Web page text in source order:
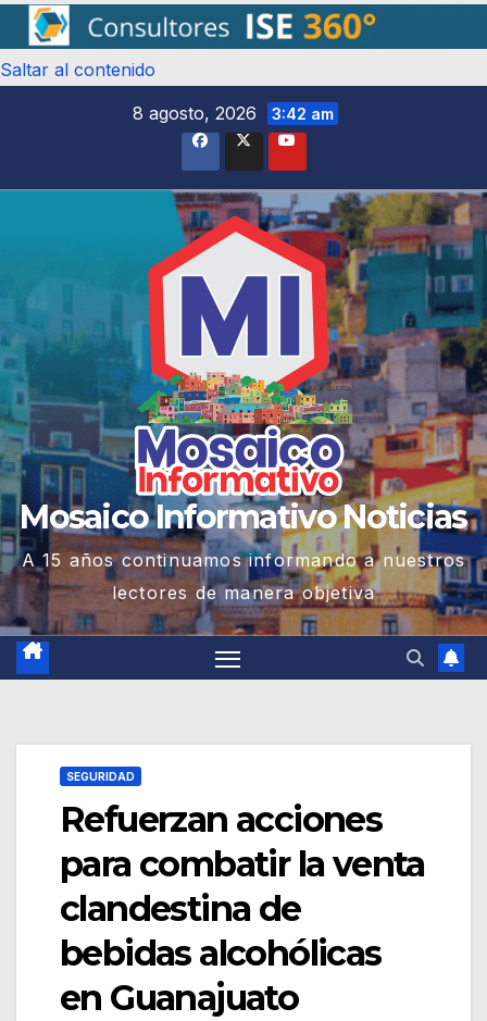
Saltar al contenido
8 agosto, 2026
3:42 am
Mosaico Informativo Noticias
A 15 años continuamos informando a nuestros
lectores de manera objetiva
SEGURIDAD
Refuerzan acciones
para combatir la venta
clandestina de
bebidas alcohólicas
en Guanajuato